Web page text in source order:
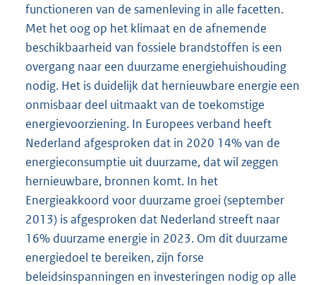
functioneren van de samenleving in alle facetten.
Met het oog op het klimaat en de afnemende
beschikbaarheid van fossiele brandstoffen is een
overgang naar een duurzame energiehuishouding
nodig. Het is duidelijk dat hernieuwbare energie een
onmisbaar deel uitmaakt van de toekomstige
energievoorziening. In Europees verband heeft
Nederland afgesproken dat in 2020 14% van de
energieconsumptie uit duurzame, dat wil zeggen
hernieuwbare, bronnen komt. In het
Energieakkoord voor duurzame groei (september
2013) is afgesproken dat Nederland streeft naar
16% duurzame energie in 2023. Om dit duurzame
energiedoel te bereiken, zijn forse
beleidsinspanningen en investeringen nodig op alle